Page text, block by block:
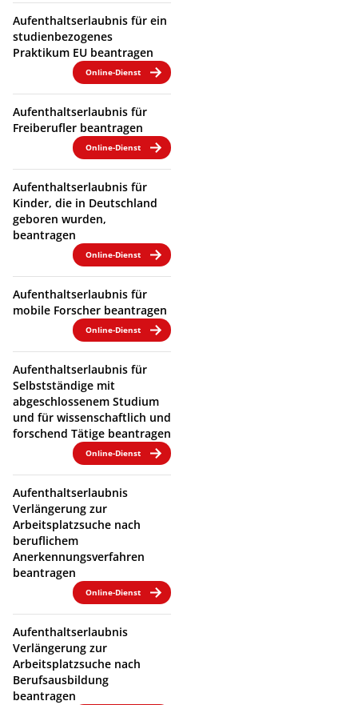
Aufenthaltserlaubnis für ein
studienbezogenes
Praktikum EU beantragen
Online-Dienst
Aufenthaltserlaubnis für
Freiberufler beantragen
Online-Dienst
Aufenthaltserlaubnis für
Kinder, die in Deutschland
geboren wurden,
beantragen
Online-Dienst
Aufenthaltserlaubnis für
mobile Forscher beantragen
Online-Dienst
Aufenthaltserlaubnis für
Selbstständige mit
abgeschlossenem Studium
und für wissenschaftlich und
forschend Tätige beantragen
Online-Dienst
Aufenthaltserlaubnis
Verlängerung zur
Arbeitsplatzsuche nach
beruflichem
Anerkennungsverfahren
beantragen
Online-Dienst
Aufenthaltserlaubnis
Verlängerung zur
Arbeitsplatzsuche nach
Berufsausbildung
beantragen